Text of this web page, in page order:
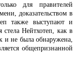
для правителей
доказательством в
также выступают и
Нейтхотеп, как в
и не была обнаружена,
общепризнанной